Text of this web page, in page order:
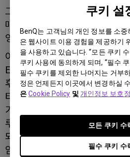
쿠키 설
BenQ는 고객님의 개인 정보를 소
은 웹사이트 이용 경험을 제공하기
을 사용하고 있습니다. “모든 쿠키
쿠키 사용에 동의하게 되며, “필수
필수 쿠키를 제외한 나머지는 거부
정은 언제든지 이곳에서 변경하실
은Cookie Policy 및 개인정보 보호
필수 쿠키 수
모든 쿠키 수
그리고 추석맞이 특가 이벤트
매 후, 포토 상품평을 작성한 선
영화관람권 2매를 증정한다.
이번 추석맞이 특가 이벤트 대
EW2740L, GW2760HM 아이
후 꾸준한 판매량을 보인 스테
터에서 발생하는 미세한 깜빡
기술, 타사와 차별화 된 4단계
루라이트) 모드 등 독자적인
되었고, AMVA+ 패널을 탑재
암비, 개선된 응답속도와 시야